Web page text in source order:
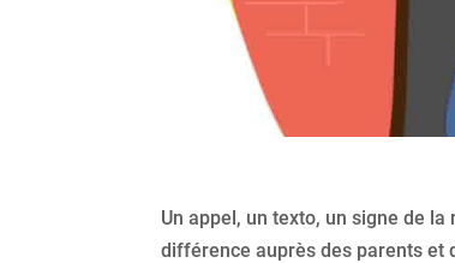
Un appel, un texto, un signe de
différence auprès des parents et